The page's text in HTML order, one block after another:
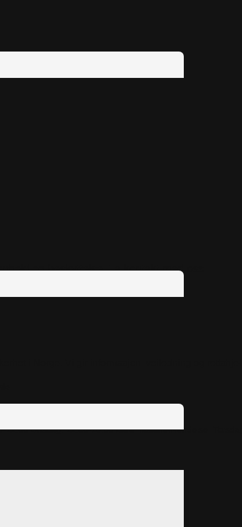
og beskyttelse. Ta kontakt med oss
i Norge. Vi gir informasjon, veiledning og
12:00 Onsdag: 12.30-15.00 Bare hastehenvendelser